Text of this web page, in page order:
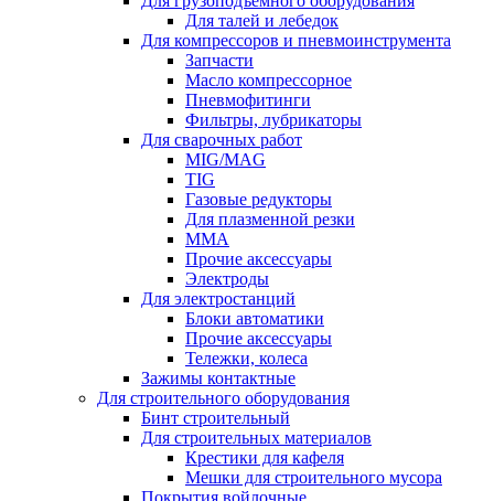
Для талей и лебедок
Для компрессоров и пневмоинструмента
Запчасти
Масло компрессорное
Пневмофитинги
Фильтры, лубрикаторы
Для сварочных работ
MIG/MAG
TIG
Газовые редукторы
Для плазменной резки
ММА
Прочие аксессуары
Электроды
Для электростанций
Блоки автоматики
Прочие аксессуары
Тележки, колеса
Зажимы контактные
Для строительного оборудования
Бинт строительный
Для строительных материалов
Крестики для кафеля
Мешки для строительного мусора
Покрытия войлочные